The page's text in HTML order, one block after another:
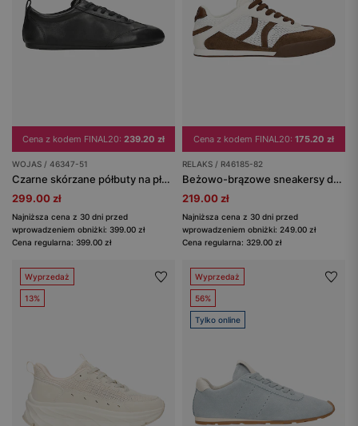
Cena z kodem FINAL20: 239.20 zł
WOJAS / 46347-51
Czarne skórzane półbuty na płaskiej podeszwie
299.00 zł
Najniższa cena z 30 dni przed
wprowadzeniem obniżki: 399.00 zł
Cena regularna: 399.00 zł
Cena z kodem FINAL20: 175.20 zł
RELAKS / R46185-82
Beżowo-brązowe sneakersy damskie w stylu retro z ażurową cholewką RELAKS
219.00 zł
Najniższa cena z 30 dni przed
wprowadzeniem obniżki: 249.00 zł
Cena regularna: 329.00 zł
Wyprzedaż
13%
Wyprzedaż
56%
Tylko online